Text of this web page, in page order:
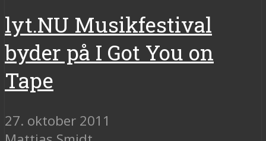
lyt.NU Musikfestival
byder på I Got You on
Tape
27. oktober 2011